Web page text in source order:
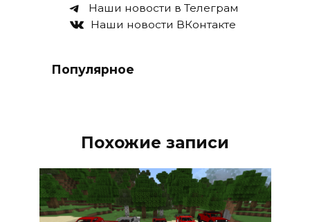
Наши новости в Телеграм
Наши новости ВКонтакте
Популярное
Похожие записи